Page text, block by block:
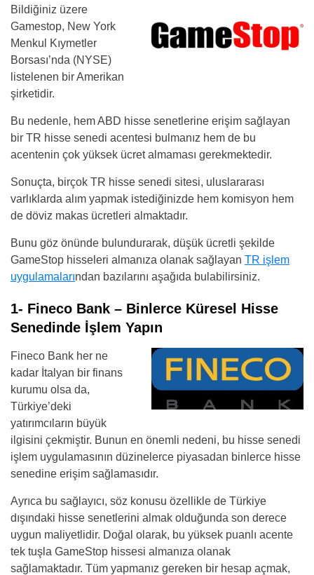
Bildiğiniz üzere
Gamestop, New York
Menkul Kıymetler
Borsası’nda (NYSE)
listelenen bir Amerikan
şirketidir.
Bu nedenle, hem ABD hisse senetlerine erişim sağlayan
bir TR hisse senedi acentesi bulmanız hem de bu
acentenin çok yüksek ücret almaması gerekmektedir.
Sonuçta, birçok TR hisse senedi sitesi, uluslararası
varlıklarda alım yapmak istediğinizde hem komisyon hem
de döviz makas ücretleri almaktadır.
Bunu göz önünde bulundurarak, düşük ücretli şekilde
GameStop hisseleri almanıza olanak sağlayan TR işlem
uygulamalarından bazılarını aşağıda bulabilirsiniz.
1- Fineco Bank – Binlerce Küresel Hisse
Senedinde İşlem Yapın
Fineco Bank her ne
kadar İtalyan bir finans
kurumu olsa da,
Türkiye’deki
yatırımcıların büyük
ilgisini çekmiştir. Bunun en önemli nedeni, bu hisse senedi
işlem uygulamasının düzinelerce piyasadan binlerce hisse
senedine erişim sağlamasıdır.
Ayrıca bu sağlayıcı, söz konusu özellikle de Türkiye
dışındaki hisse senetlerini almak olduğunda son derece
uygun maliyetlidir. Doğal olarak, bu yüksek puanlı acente
tek tuşla GameStop hissesi almanıza olanak
sağlamaktadır. Tüm yapmanız gereken bir hesap açmak,